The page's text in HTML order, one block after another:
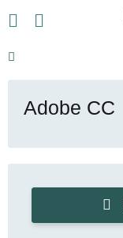
Adobe CC